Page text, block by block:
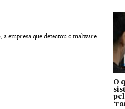
a empresa que detectou o malware.
O